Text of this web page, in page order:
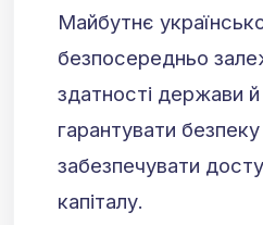
Майбутнє
безпосередньо
здатності держави й
гарантувати безпеку
забезпечувати
капіталу.